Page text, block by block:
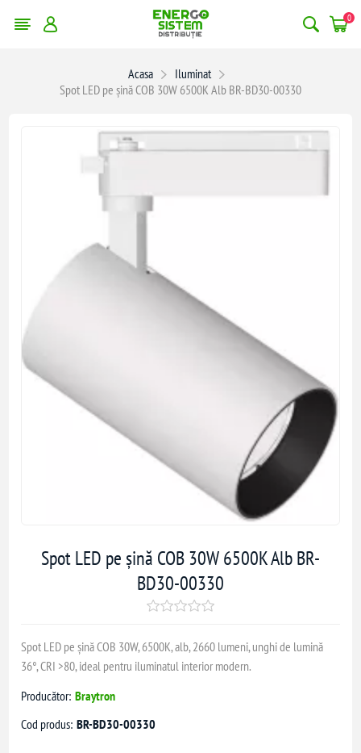
0
Acasa
Iluminat
Spot LED pe șină COB 30W 6500K Alb BR-BD30-00330
Spot LED pe șină COB 30W 6500K Alb BR-
BD30-00330
Spot LED pe șină COB 30W, 6500K, alb, 2660 lumeni, unghi de lumină
36°, CRI >80, ideal pentru iluminatul interior modern.
Producător: Braytron
Cod produs: BR-BD30-00330